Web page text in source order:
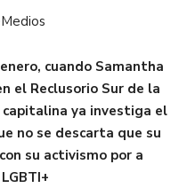
cuando Samantha
el Reclusorio Sur de la
capitalina ya investiga el
no se descarta que su
su activismo por a